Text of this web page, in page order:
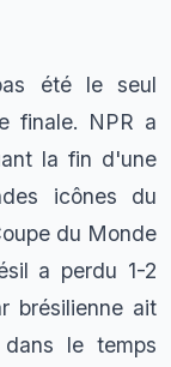
été le seul
finale. NPR a
la fin d'une
icônes du
du Monde
a perdu 1-2
brésilienne ait
le temps